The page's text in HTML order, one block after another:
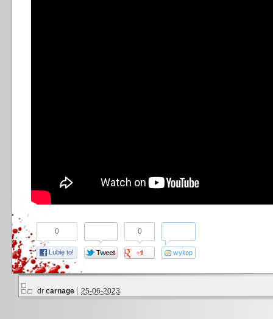
0
Lubię to!
0
dr carnage 25-06-2023